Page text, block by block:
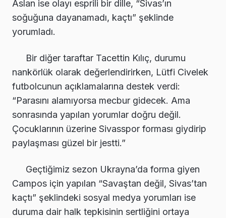
Aslan ise olayı esprili bir dille, “Sivas’ın
soğuğuna dayanamadı, kaçtı” şeklinde
yorumladı.
Bir diğer taraftar Tacettin Kılıç, durumu
nankörlük olarak değerlendirirken, Lütfi Civelek
futbolcunun açıklamalarına destek verdi:
“Parasını alamıyorsa mecbur gidecek. Ama
sonrasında yapılan yorumlar doğru değil.
Çocuklarının üzerine Sivasspor forması giydirip
paylaşması güzel bir jestti.”
Geçtiğimiz sezon Ukrayna’da forma giyen
Campos için yapılan “Savaştan değil, Sivas’tan
kaçtı” şeklindeki sosyal medya yorumları ise
duruma dair halk tepkisinin sertliğini ortaya